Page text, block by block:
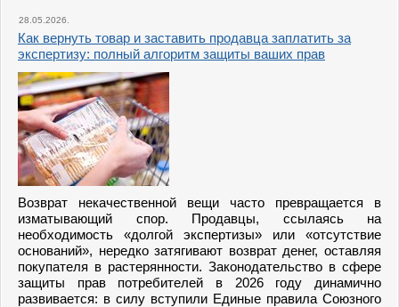
28.05.2026.
Как вернуть товар и заставить продавца заплатить за
экспертизу: полный алгоритм защиты ваших прав
Возврат некачественной вещи часто превращается в
изматывающий спор. Продавцы, ссылаясь на
необходимость «долгой экспертизы» или «отсутствие
оснований», нередко затягивают возврат денег, оставляя
покупателя в растерянности. Законодательство в сфере
защиты прав потребителей в 2026 году динамично
развивается: в силу вступили Единые правила Союзного